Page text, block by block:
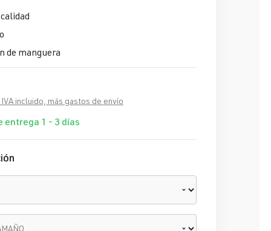
de manguera
incluido, más gastos de envío
entrega 1 - 3 días